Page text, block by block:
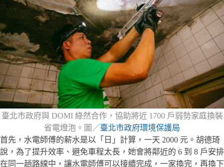
臺北市政府與 DOMI 綠然合作，協助將近 1700 戶弱勢家庭換裝
省電燈泡。圖／臺北市政府環境保護局
首先，水電師傅的薪水是以「日」計算，一天 2000 元。胡德琦
說，為了提升效率、避免車程太長，她會將鄰近的 6 到 8 戶安排
在同一趟路線中，讓水電師傅可以接續完成，一家換完，再換下